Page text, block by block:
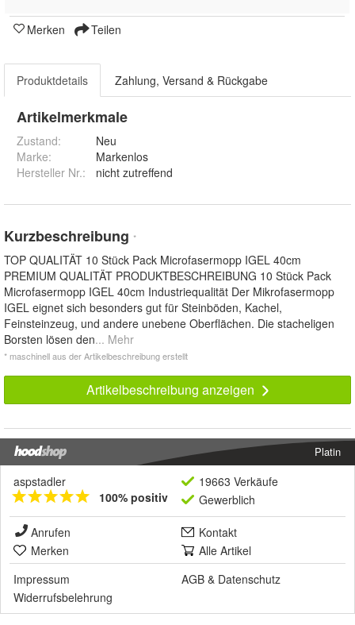
Merken Teilen
Produktdetails Zahlung, Versand & Rückgabe
Artikelmerkmale
Zustand:
Neu
Marke:
Markenlos
Hersteller Nr.:
nicht zutreffend
Kurzbeschreibung *
TOP QUALITÄT 10 Stück Pack Microfasermopp IGEL 40cm
PREMIUM QUALITÄT PRODUKTBESCHREIBUNG 10 Stück Pack
Microfasermopp IGEL 40cm Industriequalität Der Mikrofasermopp
IGEL eignet sich besonders gut für Steinböden, Kachel,
Feinsteinzeug, und andere unebene Oberflächen. Die stacheligen
Borsten lösen den... Mehr
* maschinell aus der Artikelbeschreibung erstellt
Artikelbeschreibung anzeigen
Platin
aspstadler
100% positiv
19663 Verkäufe
Gewerblich
Anrufen
Kontakt
Merken
Alle Artikel
Impressum
AGB & Datenschutz
Widerrufsbelehrung